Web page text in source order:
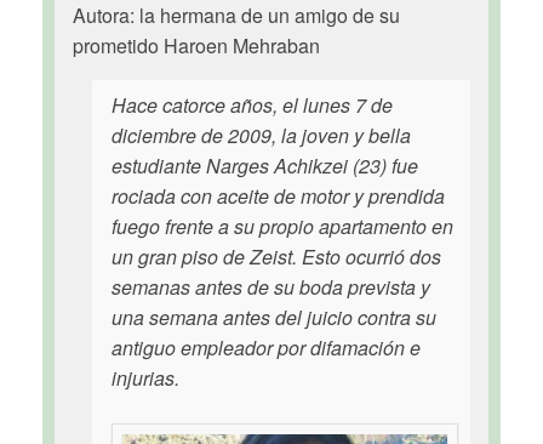
Autora: la hermana de un amigo de su
prometido Haroen Mehraban
Hace catorce años, el lunes 7 de
diciembre de 2009, la joven y bella
estudiante Narges Achikzei (23) fue
rociada con aceite de motor y prendida
fuego frente a su propio apartamento en
un gran piso de Zeist. Esto ocurrió dos
semanas antes de su boda prevista y
una semana antes del juicio contra su
antiguo empleador por difamación e
injurias.